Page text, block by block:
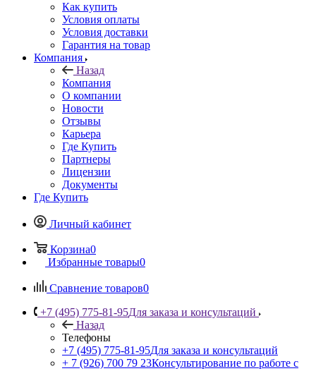
Как купить
Условия оплаты
Условия доставки
Гарантия на товар
Компания
Назад
Компания
О компании
Новости
Отзывы
Карьера
Где Купить
Партнеры
Лицензии
Документы
Где Купить
Личный кабинет
Корзина0
Избранные товары0
Сравнение товаров0
+7 (495) 775-81-95Для заказа и консультаций
Назад
Телефоны
+7 (495) 775-81-95Для заказа и консультаций
+ 7 (926) 700 79 23Консультирование по работе с